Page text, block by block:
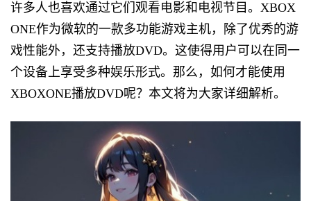
许多人也喜欢通过它们观看电影和电视节目。XBOX
ONE作为微软的一款多功能游戏主机，除了优秀的游
戏性能外，还支持播放DVD。这使得用户可以在同一
个设备上享受多种娱乐形式。那么，如何才能使用
XBOXONE播放DVD呢？本文将为大家详细解析。